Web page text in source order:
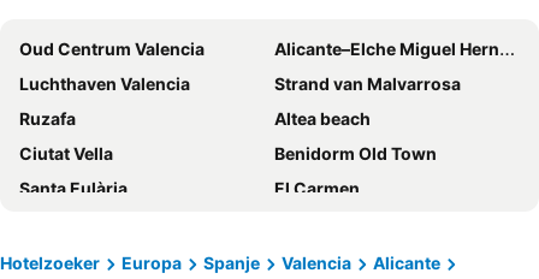
Bypillow Paseo
B&B Hotel Alicante
Hotel Almirante
Tandem Pórtico Alicante
Eurostars Mediterranea Plaza
Hotel Serawa Alicante
Hotel Polamar
Hotel Castilla Alicante
Hospes Amerigo
Hotel Huerto del Cura
Hotel Les Monges Palace Boutique
Hotel Boutique Alicante Palacete S.XVII Adults Only
Oud Centrum Valencia
Alicante–Elche Miguel Hernández Airport
Luchthaven Valencia
Strand van Malvarrosa
Ruzafa
Altea beach
Ciutat Vella
Benidorm Old Town
Santa Eulària
El Carmen
Playa d'en Bossa
Port de Sant Antoni de Portmany
Hotelzoeker Europa Spanje Valencia
Alicante